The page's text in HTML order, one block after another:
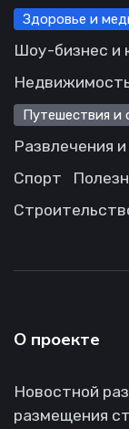
Здоровье и
Шоу-бизнес и
Путешествия и
Развлечения
Спорт
О проекте
Новостной
размещения